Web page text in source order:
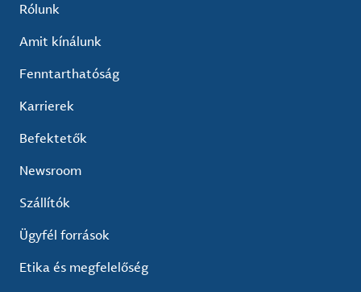
Rólunk
Amit kínálunk
Fenntarthatóság
Karrierek
Befektetők
Newsroom
Szállítók
Ügyfél források
Etika és megfelelőség